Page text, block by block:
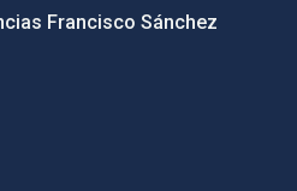
Francisco Sánchez